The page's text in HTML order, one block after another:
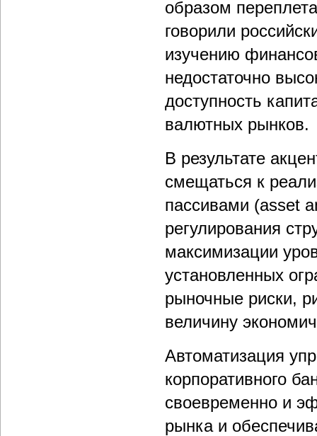
образом
говорили
изучению
недостаточно
доступность
валютных рынков.
В результате
смещаться к
пассивами (asset
регулирования
максимизации
установленных
рыночные риски,
величину
Автоматизация
корпоративного
своевременно и
рынка и